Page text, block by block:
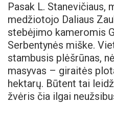
Pasak L. Stanevičiaus,
medžiotojo Daliaus
stebėjimo kameromis
Serbentynės miške.
stambusis plėšrūnas,
masyvas – giraitės
hektarų. Būtent tai
žvėris čia ilgai